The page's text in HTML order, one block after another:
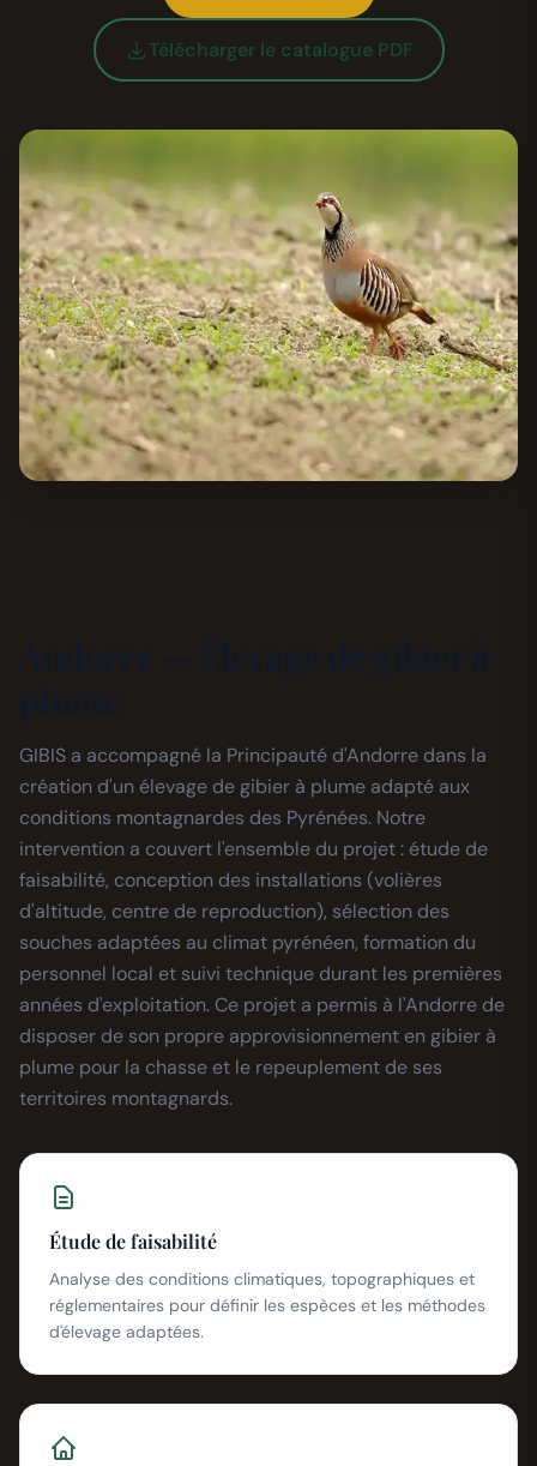
Télécharger le catalogue PDF
GIBIS a accompagné la Principauté d'Andorre dans la
création d'un élevage de gibier à plume adapté aux
conditions montagnardes des Pyrénées. Notre
intervention a couvert l'ensemble du projet : étude de
faisabilité, conception des installations (volières
d'altitude, centre de reproduction), sélection des
souches adaptées au climat pyrénéen, formation du
personnel local et suivi technique durant les premières
années d'exploitation. Ce projet a permis à l'Andorre de
disposer de son propre approvisionnement en gibier à
plume pour la chasse et le repeuplement de ses
territoires montagnards.
Étude de faisabilité
Analyse des conditions climatiques, topographiques et
réglementaires pour définir les espèces et les méthodes
d'élevage adaptées.